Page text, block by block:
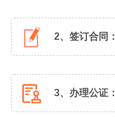
2、签订合同：
3、办理公证：